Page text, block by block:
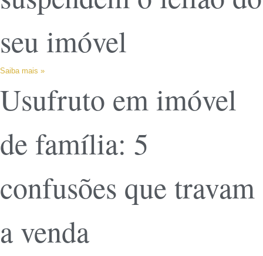
seu imóvel
Saiba mais »
Usufruto em imóvel
de família: 5
confusões que travam
a venda